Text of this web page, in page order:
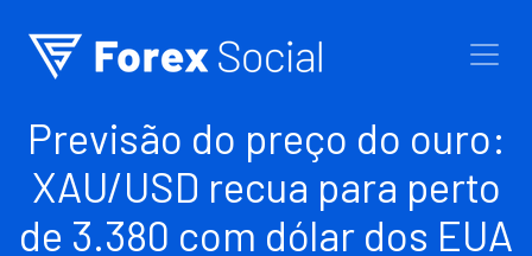
Previsão do preço do ouro:
XAU/USD recua para perto
de 3.380 com dólar dos EUA